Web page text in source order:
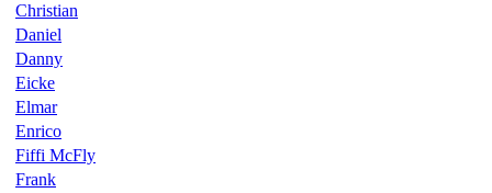
Christian
Daniel
Danny
Eicke
Elmar
Enrico
Fiffi McFly
Frank